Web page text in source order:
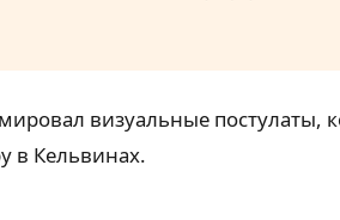
визуальные
в Кельвинах.